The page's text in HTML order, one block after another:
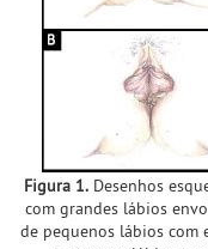
Figura 1. Desenhos
com grandes lábios
de pequenos lábios com